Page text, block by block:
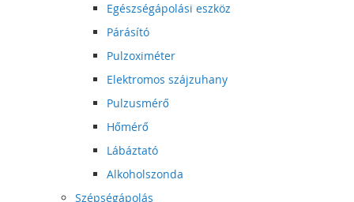
Egészségápolási eszköz
Párásító
Pulzoximéter
Elektromos szájzuhany
Pulzusmérő
Hőmérő
Lábáztató
Alkoholszonda
Szépségápolás